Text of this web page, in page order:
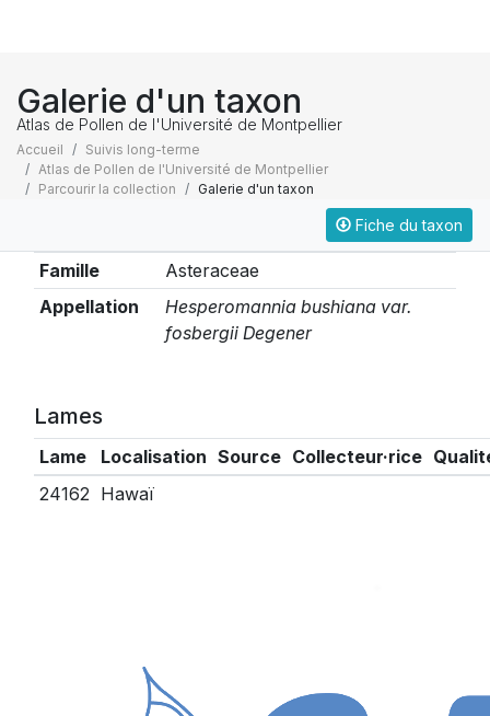
Galerie d'un taxon
Atlas de Pollen de l'Université de Montpellier
Accueil
Suivis long-terme
Atlas de Pollen de l'Université de Montpellier
Parcourir la collection
Galerie d'un taxon
Fiche du taxon
Famille
Asteraceae
Appellation
Hesperomannia bushiana var.
fosbergii Degener
Lames
Lame Localisation Source Collecteur·rice
24162 Hawaï